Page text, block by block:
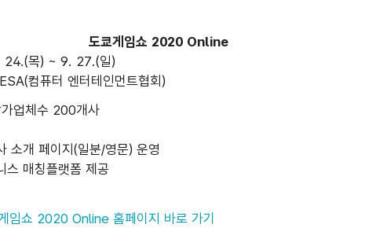
도쿄게임쇼 2020 Online
24.(목) ~ 9. 27.(일)
컴퓨터 엔터테인먼트협회)
업체수 200개사
소개 페이지(일분/영문) 운영
스 매칭플랫폼 제공
임쇼 2020 Online 홈페이지 바로 가기